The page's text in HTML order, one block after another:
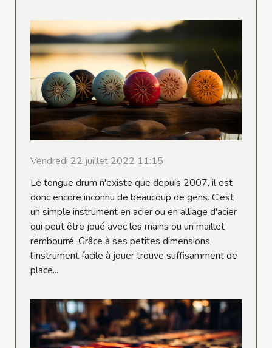
Vendredi 22 juillet 2022 11:15
Le tongue drum n'existe que depuis 2007, il est
donc encore inconnu de beaucoup de gens. C'est
un simple instrument en acier ou en alliage d'acier
qui peut être joué avec les mains ou un maillet
rembourré. Grâce à ses petites dimensions,
l'instrument facile à jouer trouve suffisamment de
place...